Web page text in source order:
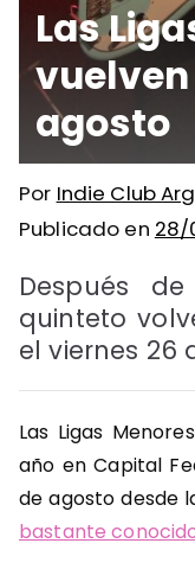
Las
vuelven
agosto
Por Indie Club
Publicado en 28/
Después
quinteto
el viernes 26
Las Ligas
año en Capital
de agosto desde
bastante